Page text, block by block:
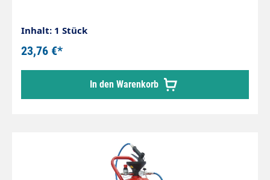
Inhalt: 1 Stück
23,76 €*
In den Warenkorb